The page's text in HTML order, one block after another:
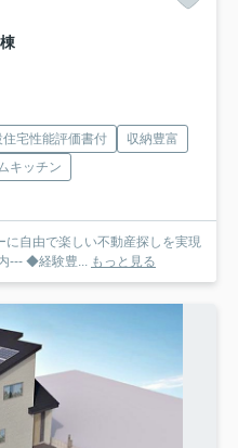
住宅性能評価書付
収納豊富
キッチン
に自由で楽しい不動産探しを実現
--- ◆経験豊... もっと見る